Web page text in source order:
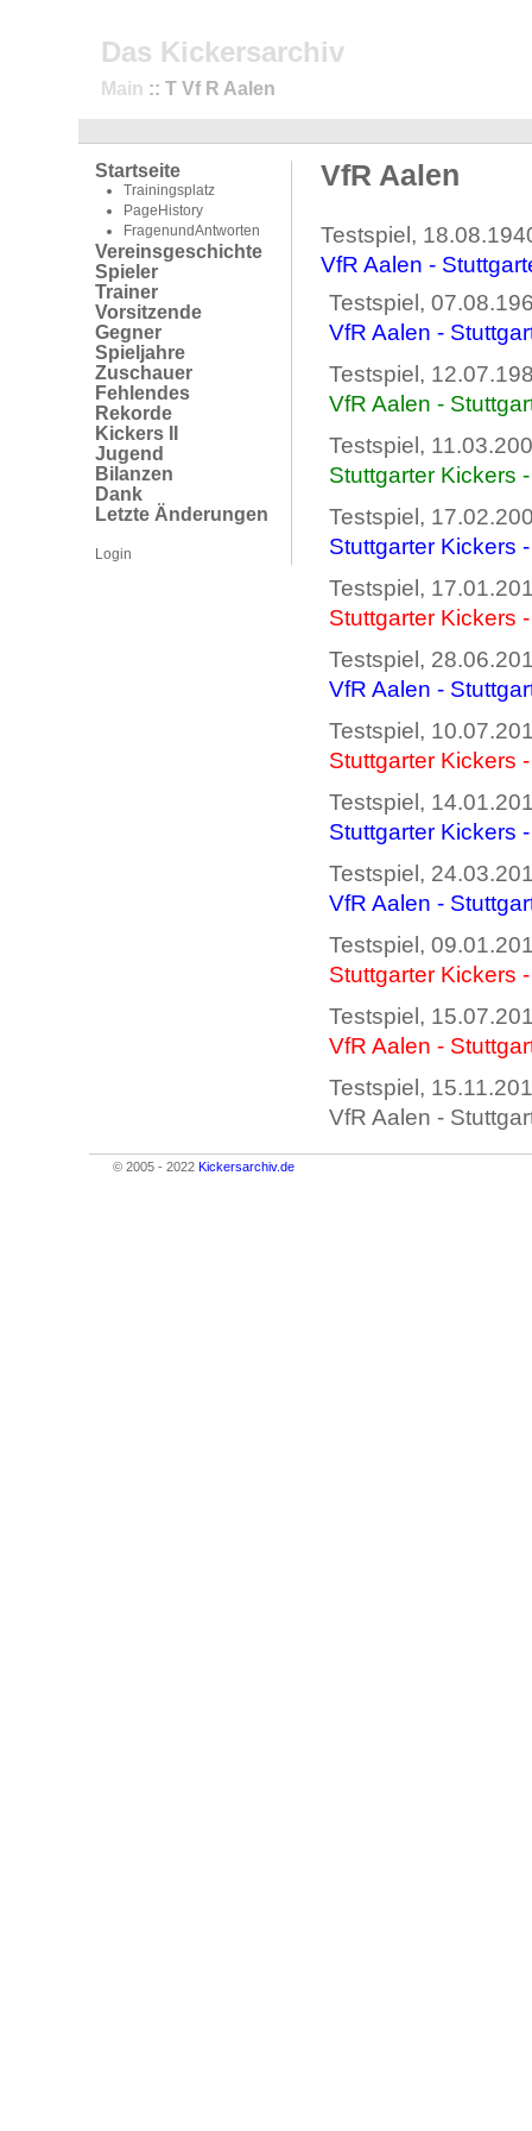
Das Kickersarchiv
Main :: T Vf R Aalen
Startseite
Trainingsplatz
PageHistory
FragenundAntworten
Vereinsgeschichte
Spieler
Trainer
Vorsitzende
Gegner
Spieljahre
Zuschauer
Fehlendes
Rekorde
Kickers II
Jugend
Bilanzen
Dank
Letzte Änderungen
Login
VfR Aalen
Testspiel,
VfR Aalen -
Testspiel,
VfR Aalen -
Testspiel,
VfR Aalen -
Testspiel,
Stuttgarter Kickers
Testspiel,
Stuttgarter Kickers
Testspiel,
Stuttgarter Kickers
Testspiel,
VfR Aalen -
Testspiel,
Stuttgarter Kickers
Testspiel,
Stuttgarter Kickers
Testspiel,
VfR Aalen -
Testspiel,
Stuttgarter Kickers
Testspiel,
VfR Aalen -
Testspiel,
VfR Aalen -
© 2005 - 2022 Kickersarchiv.de